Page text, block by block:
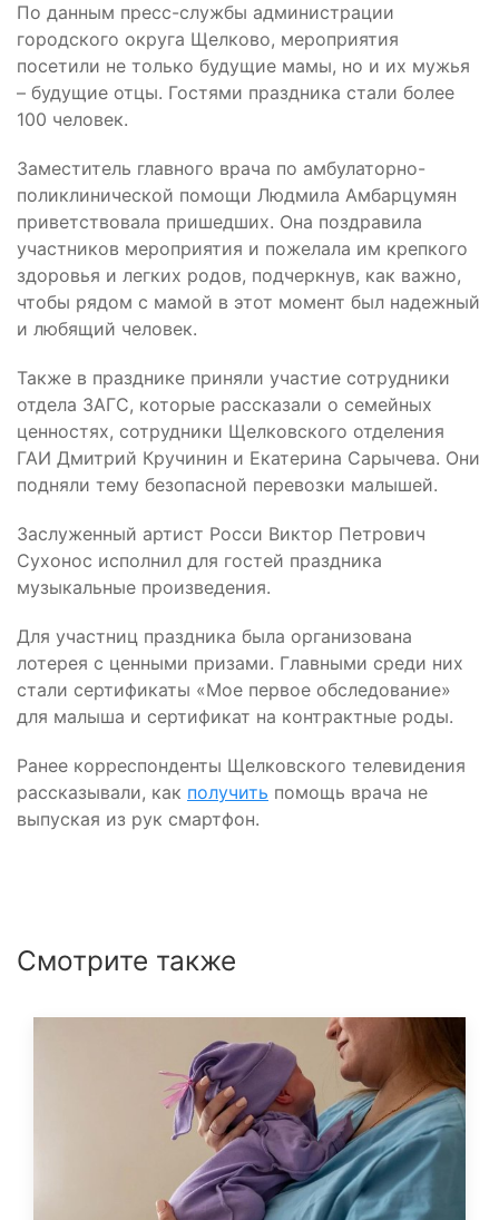
По данным пресс-службы администрации
городского округа Щелково, мероприятия
посетили не только будущие мамы, но и их мужья
– будущие отцы. Гостями праздника стали более
100 человек.
Заместитель главного врача по амбулаторно-
поликлинической помощи Людмила Амбарцумян
приветствовала пришедших. Она поздравила
участников мероприятия и пожелала им крепкого
здоровья и легких родов, подчеркнув, как важно,
чтобы рядом с мамой в этот момент был надежный
и любящий человек.
Также в празднике приняли участие сотрудники
отдела ЗАГС, которые рассказали о семейных
ценностях, сотрудники Щелковского отделения
ГАИ Дмитрий Кручинин и Екатерина Сарычева. Они
подняли тему безопасной перевозки малышей.
Заслуженный артист Росси Виктор Петрович
Сухонос исполнил для гостей праздника
музыкальные произведения.
Для участниц праздника была организована
лотерея с ценными призами. Главными среди них
стали сертификаты «Мое первое обследование»
для малыша и сертификат на контрактные роды.
Ранее корреспонденты Щелковского телевидения
рассказывали, как получить помощь врача не
выпуская из рук смартфон.
Смотрите также